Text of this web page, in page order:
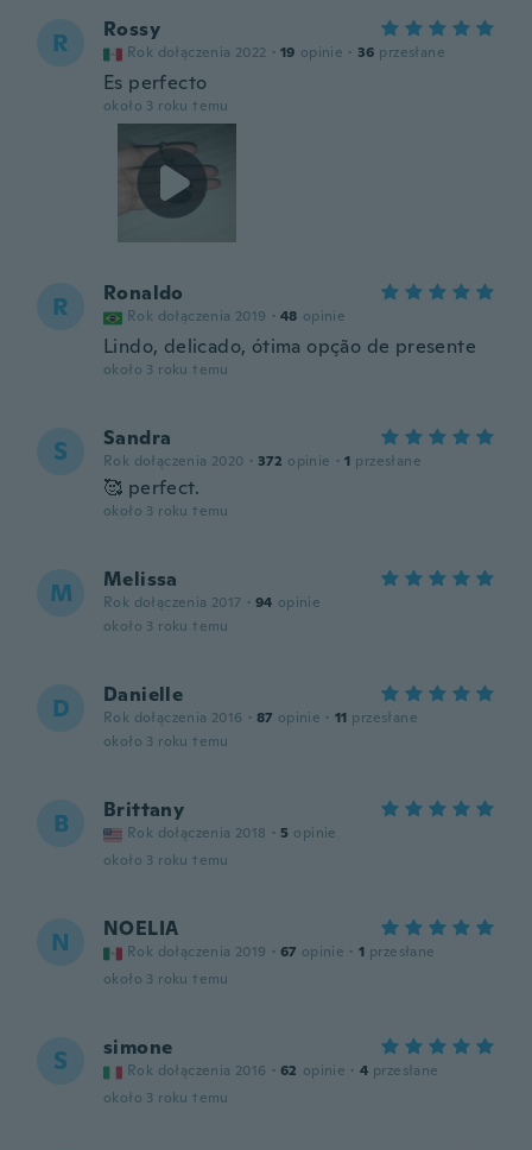
R Rossy
Rok dołączenia 2022 · 19 opinie · 36 przesłane
Es perfecto
około 3 roku temu
R Ronaldo
Rok dołączenia 2019 · 48 opinie
Lindo, delicado, ótima opção de presente
około 3 roku temu
S Sandra
Rok dołączenia 2020 · 372 opinie · 1 przesłane
🥰 perfect.
około 3 roku temu
M Melissa
Rok dołączenia 2017 · 94 opinie
około 3 roku temu
D Danielle
Rok dołączenia 2016 · 87 opinie · 11 przesłane
około 3 roku temu
B Brittany
Rok dołączenia 2018 · 5 opinie
około 3 roku temu
N NOELIA
Rok dołączenia 2019 · 67 opinie · 1 przesłane
około 3 roku temu
S simone
Rok dołączenia 2016 · 62 opinie · 4 przesłane
około 3 roku temu